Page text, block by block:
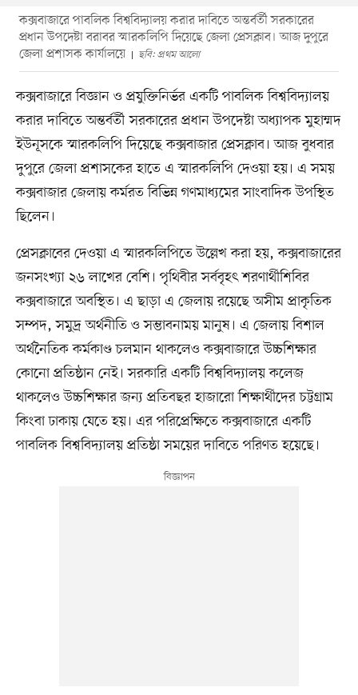
কক্সবাজারে পাবলিক বিশ্ববিদ্যালয় করার দাবিতে অন্তর্বর্তী সরকারের
প্রধান উপদেষ্টা বরাবর স্মারকলিপি দিয়েছে জেলা প্রেসক্লাব। আজ দুপুরে
জেলা প্রশাসক কার্যালয়ে
ছবি: প্রথম আলো
কক্সবাজারে বিজ্ঞান ও প্রযুক্তিনির্ভর একটি পাবলিক বিশ্ববিদ্যালয়
করার দাবিতে অন্তর্বর্তী সরকারের প্রধান উপদেষ্টা অধ্যাপক মুহাম্মদ
ইউনূসকে স্মারকলিপি দিয়েছে কক্সবাজার প্রেসক্লাব। আজ বুধবার
দুপুরে জেলা প্রশাসকের হাতে এ স্মারকলিপি দেওয়া হয়। এ সময়
কক্সবাজার জেলায় কর্মরত বিভিন্ন গণমাধ্যমের সাংবাদিক উপস্থিত
ছিলেন।
প্রেসক্লাবের দেওয়া এ স্মারকলিপিতে উল্লেখ করা হয়, কক্সবাজারের
জনসংখ্যা ২৬ লাখের বেশি। পৃথিবীর সর্ববৃহৎ শরণার্থীশিবির
কক্সবাজারে অবস্থিত। এ ছাড়া এ জেলায় রয়েছে অসীম প্রাকৃতিক
সম্পদ, সমুদ্র অর্থনীতি ও সম্ভাবনাময় মানুষ। এ জেলায় বিশাল
অর্থনৈতিক কর্মকাণ্ড চলমান থাকলেও কক্সবাজারে উচ্চশিক্ষার
কোনো প্রতিষ্ঠান নেই। সরকারি একটি বিশ্ববিদ্যালয় কলেজ
থাকলেও উচ্চশিক্ষার জন্য প্রতিবছর হাজারো শিক্ষার্থীদের চট্টগ্রাম
কিংবা ঢাকায় যেতে হয়। এর পরিপ্রেক্ষিতে কক্সবাজারে একটি
পাবলিক বিশ্ববিদ্যালয় প্রতিষ্ঠা সময়ের দাবিতে পরিণত হয়েছে।